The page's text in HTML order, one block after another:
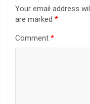
Your email address
are marked *
Comment *